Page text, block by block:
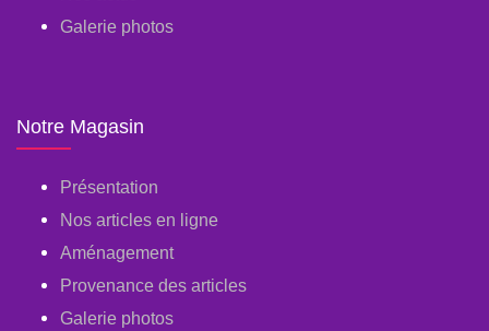
Galerie photos
Notre Magasin
Présentation
Nos articles en ligne
Aménagement
Provenance des articles
Galerie photos